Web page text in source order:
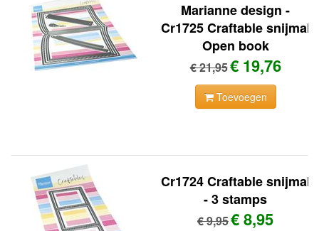
Marianne design -
Cr1725 Craftable snijmal
Open book
€ 21,95€ 19,76
Toevoegen
Cr1724 Craftable snijmal
- 3 stamps
€ 9,95€ 8,95